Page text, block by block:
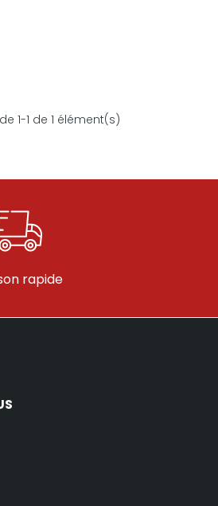
1-1 de 1 élément(s)
rapide